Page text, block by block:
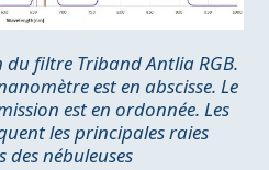
filtre Triband Antlia RGB.
est en abscisse. Le
est en ordonnée. Les
les principales raies
des nébuleuses